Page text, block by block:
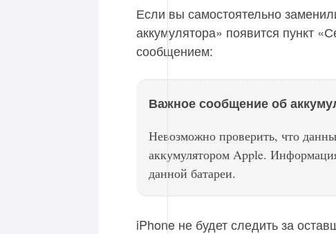
Если вы самостоятельно
аккумулятора» появится пункт
сообщением:
Важное сообщение об
Невозможно проверить, что
аккумулятором Apple.
данной батареи.
iPhone не будет следить за